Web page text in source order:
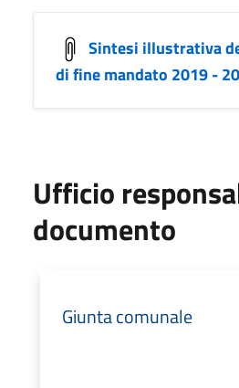
Sintesi illustrativa
di fine mandato 2019 -
Ufficio
documento
Giunta comunale